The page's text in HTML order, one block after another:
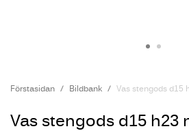
Förstasidan Bildbank Vas stengods d15
Vas stengods d15 h23